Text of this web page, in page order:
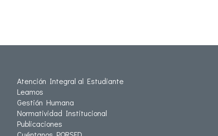
Atención Integral al Estudiante
Leamos
Gestión Humana
Normatividad Institucional
Publicaciones